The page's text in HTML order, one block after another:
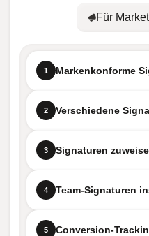
Für
1 Markenkonforme
2 Verschiedene
3 Signaturen
4 Team-Signaturen
5 Conversion-